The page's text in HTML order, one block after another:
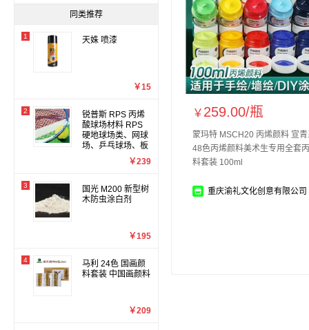
同类推荐
1 天姝 喷漆
￥15
2
锐普斯 RPS 丙烯
酸球场材料 RPS
硬地球场类、网球
场、乒乓球场、板
球场丙烯酸涂料
￥239
3
国光 M200 新型树
木防虫涂白剂
￥195
4
马利 24色 国画颜
料套装 中国画颜料
￥209
￥ 259.00/瓶
蒙玛特 MSCH20 丙烯颜料 宣
48色丙烯颜料美术生专用全套
料套装 100ml
重庆渝礼文化创意有限公司